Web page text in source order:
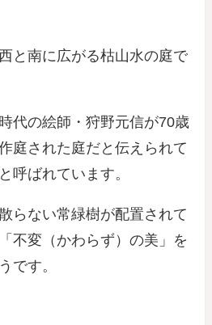
と南に広がる枯山水の庭で
代の絵師・狩野元信が70歳
庭された庭だと伝えられて
呼ばれています。
らない常緑樹が配置されて
不変（かわらず）の美」を
です。